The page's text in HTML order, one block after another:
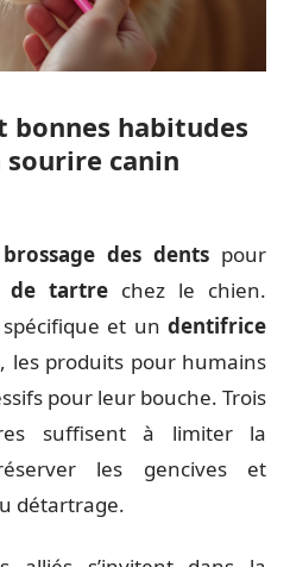
bonnes habitudes
canin
brossage des dentspour
de tartre chez le chien.
et un dentifrice
, les produits pour humains
pour leur bouche. Trois
suffisent à limiter la
les gencives et
détartrage.